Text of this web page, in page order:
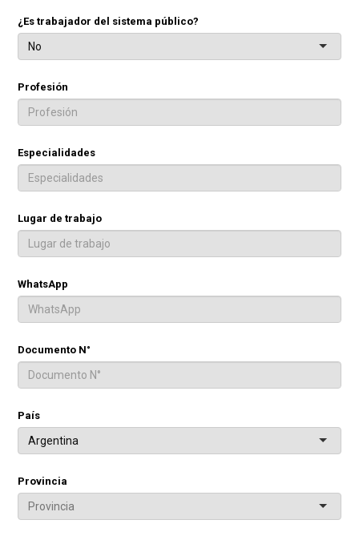
¿Es trabajador del sistema público?
No
Profesión
Especialidades
Lugar de trabajo
WhatsApp
Documento N°
País
Argentina
Provincia